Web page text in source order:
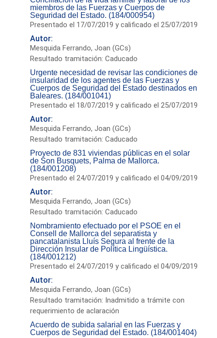
miembros de las Fuerzas y Cuerpos de
Seguridad del Estado. (184/000954)
Presentado el 17/07/2019 y calificado el 25/07/2019
Autor:
Mesquida Ferrando, Joan (GCs)
Resultado tramitación: Caducado
Urgente necesidad de revisar las condiciones de
insularidad de los agentes de las Fuerzas y
Cuerpos de Seguridad del Estado destinados en
Baleares. (184/001041)
Presentado el 18/07/2019 y calificado el 25/07/2019
Autor:
Mesquida Ferrando, Joan (GCs)
Resultado tramitación: Caducado
Proyecto de 831 viviendas públicas en el solar
de Son Busquets, Palma de Mallorca.
(184/001208)
Presentado el 24/07/2019 y calificado el 04/09/2019
Autor:
Mesquida Ferrando, Joan (GCs)
Resultado tramitación: Caducado
Nombramiento efectuado por el PSOE en el
Consell de Mallorca del separatista y
pancatalanista Lluís Segura al frente de la
Dirección Insular de Política Lingüística.
(184/001212)
Presentado el 24/07/2019 y calificado el 04/09/2019
Autor:
Mesquida Ferrando, Joan (GCs)
Resultado tramitación: Inadmitido a trámite con
requerimiento de aclaración
Acuerdo de subida salarial en las Fuerzas y
Cuerpos de Seguridad del Estado. (184/001404)